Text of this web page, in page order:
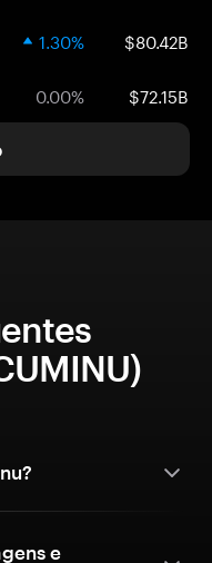
1.30% $80.42B
0.00% $72.15B
e